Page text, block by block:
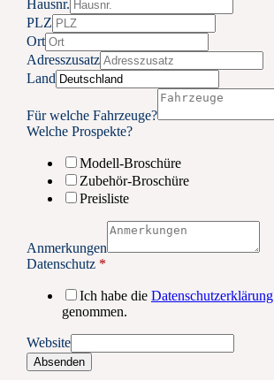
Hausnr.
PLZ
Ort
Adresszusatz
Land
Für welche Fahrzeuge?
Welche Prospekte?
Modell-Broschüre
Zubehör-Broschüre
Preisliste
Anmerkungen
Datenschutz *
Ich habe die Datenschutzerklärung
genommen.
Website
Absenden